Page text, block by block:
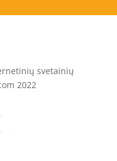
svetainių
2022